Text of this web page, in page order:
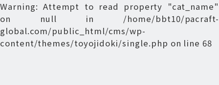
Warning: Attempt to read property "cat_name"
on null in /home/bbt10/pacraft-
global.com/public_html/cms/wp-
content/themes/toyojidoki/single.php on line 68